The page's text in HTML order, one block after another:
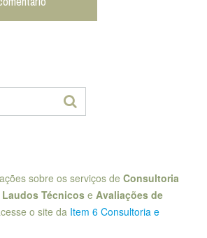
sobre os serviços de Consultoria
Laudos Técnicos e Avaliações de
o site da Item 6 Consultoria e